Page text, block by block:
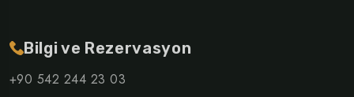
Bilgi ve Rezervasyon
+90 542 244 23 03